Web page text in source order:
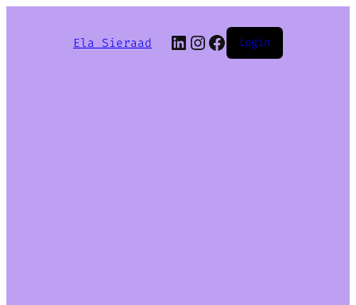
Ela Sieraad LinkedIn
Instagram
Facebook
Login